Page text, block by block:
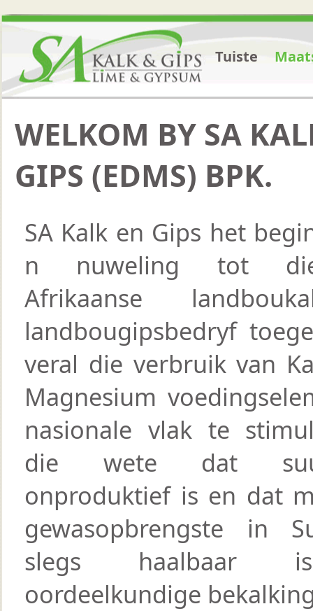
Tuiste
WELKOM BY SA
GIPS (EDMS) BPK.
SA Kalk en Gips het
n nuweling tot
Afrikaanse
landbougipsbedryf
veral die verbruik van
Magnesium
nasionale vlak te
die wete dat
onproduktief is en dat
gewasopbrengste in
slegs haalbaar
oordeelkundige